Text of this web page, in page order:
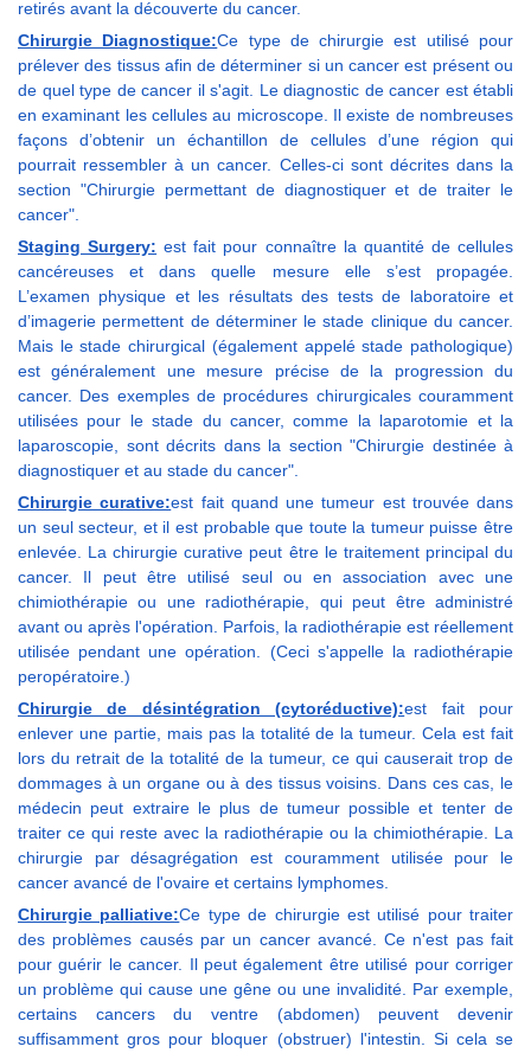
retirés avant la découverte du cancer.
Chirurgie Diagnostique:Ce type de chirurgie est utilisé pour
prélever des tissus afin de déterminer si un cancer est présent ou
de quel type de cancer il s'agit. Le diagnostic de cancer est établi
en examinant les cellules au microscope. Il existe de nombreuses
façons d’obtenir un échantillon de cellules d’une région qui
pourrait ressembler à un cancer. Celles-ci sont décrites dans la
section "Chirurgie permettant de diagnostiquer et de traiter le
cancer".
Staging Surgery: est fait pour connaître la quantité de cellules
cancéreuses et dans quelle mesure elle s’est propagée.
L’examen physique et les résultats des tests de laboratoire et
d’imagerie permettent de déterminer le stade clinique du cancer.
Mais le stade chirurgical (également appelé stade pathologique)
est généralement une mesure précise de la progression du
cancer. Des exemples de procédures chirurgicales couramment
utilisées pour le stade du cancer, comme la laparotomie et la
laparoscopie, sont décrits dans la section "Chirurgie destinée à
diagnostiquer et au stade du cancer".
Chirurgie curative:est fait quand une tumeur est trouvée dans
un seul secteur, et il est probable que toute la tumeur puisse être
enlevée. La chirurgie curative peut être le traitement principal du
cancer. Il peut être utilisé seul ou en association avec une
chimiothérapie ou une radiothérapie, qui peut être administré
avant ou après l'opération. Parfois, la radiothérapie est réellement
utilisée pendant une opération. (Ceci s'appelle la radiothérapie
peropératoire.)
Chirurgie de désintégration (cytoréductive):est fait pour
enlever une partie, mais pas la totalité de la tumeur. Cela est fait
lors du retrait de la totalité de la tumeur, ce qui causerait trop de
dommages à un organe ou à des tissus voisins. Dans ces cas, le
médecin peut extraire le plus de tumeur possible et tenter de
traiter ce qui reste avec la radiothérapie ou la chimiothérapie. La
chirurgie par désagrégation est couramment utilisée pour le
cancer avancé de l'ovaire et certains lymphomes.
Chirurgie palliative:Ce type de chirurgie est utilisé pour traiter
des problèmes causés par un cancer avancé. Ce n'est pas fait
pour guérir le cancer. Il peut également être utilisé pour corriger
un problème qui cause une gêne ou une invalidité. Par exemple,
certains cancers du ventre (abdomen) peuvent devenir
suffisamment gros pour bloquer (obstruer) l'intestin. Si cela se